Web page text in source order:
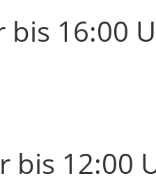
bis 16:00
bis 12:00